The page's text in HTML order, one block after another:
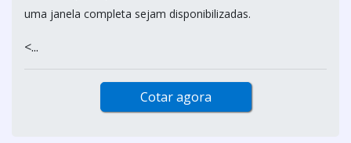
uma janela completa sejam disponibilizadas.
<...
Cotar agora